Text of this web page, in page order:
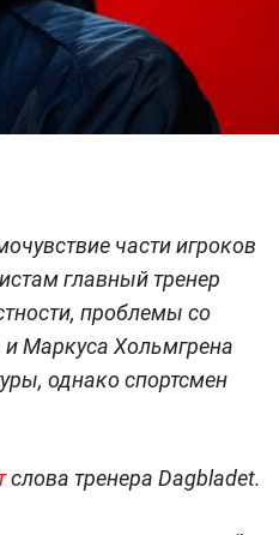
части игроков
главный тренер
проблемы со
Маркуса Хольмгрена
однако спортсмен
слова тренера Dagbladet.